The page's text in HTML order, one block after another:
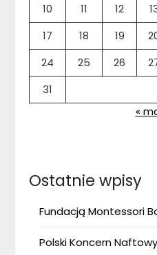
10
11 12
17
18 19
24
25 26
31
«
Ostatnie wpisy
Fundacją Montessori
Polski Koncern Naftowy